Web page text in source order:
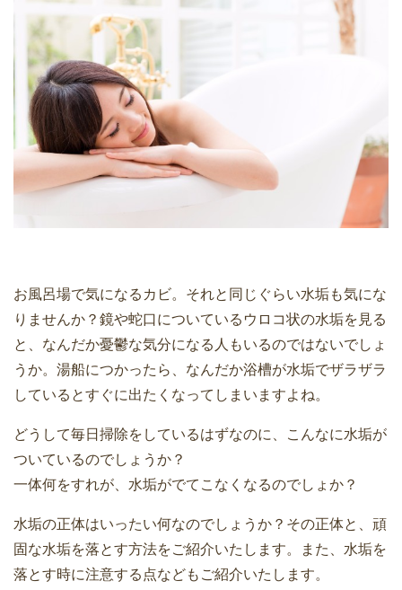
お風呂場で気になるカビ。それと同じぐらい水垢も気にな
りませんか？鏡や蛇口についているウロコ状の水垢を見る
と、なんだか憂鬱な気分になる人もいるのではないでしょ
うか。湯船につかったら、なんだか浴槽が水垢でザラザラ
しているとすぐに出たくなってしまいますよね。
どうして毎日掃除をしているはずなのに、こんなに水垢が
ついているのでしょうか？
一体何をすれが、水垢がでてこなくなるのでしょか？
水垢の正体はいったい何なのでしょうか？その正体と、頑
固な水垢を落とす方法をご紹介いたします。また、水垢を
落とす時に注意する点などもご紹介いたします。